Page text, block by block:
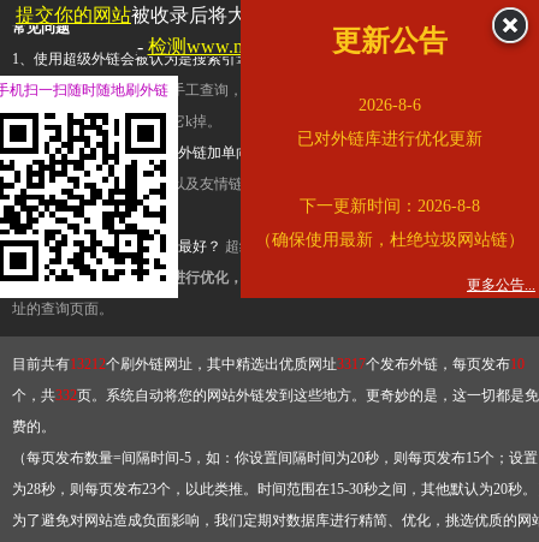
常见问题
1、使用超级外链会被认为是搜索引擎优化作弊吗？ 超级外链只是一个简便而集成
查询工具，模拟的是正常手工查询，不是作弊。如果是作弊，那您可以使用超级外
推广竞争对手的网址，让它k掉。
2、网站优化单纯依靠超级外链加单向链接可行吗？
链，需要结合普通的外链以及友情链接，您可以到站长论坛发布外链，到友情链接
台交换友情链接。
3、如何使用超级外链效果最好？ 超级外链不同于普通的外链，它是动态的链接，
有频繁使用超级外链工具进行优化，才能获得稳定的外链
，最终使搜索引擎收录带
址的查询页面。
目前共有13212个刷外链网址，其中精选出优质网址3317个发布外链，每页发布10
个，共332页。系统自动将您的网站外链发到这些地方。更奇妙的是，这一切都是免
费的。
（每页发布数量=间隔时间-5，如：你设置间隔时间为20秒，则每页发布15个；设置
为28秒，则每页发布23个，以此类推。时间范围在15-30秒之间，其他默认为20秒
为了避免对网站造成负面影响，我们定期对数据库进行精简、优化，挑选优质的网
提交你的网站被收录后将大幅提升流量和外链，
查看展示页面
- 检测www.mogu.com是否收录更新公告
2026-8-6
已对外链库进行优化更新
下一更新时间：2026-8-8
（确保使用最新，杜绝垃圾网站链）
更多公告...
机扫一扫随时随地刷外链